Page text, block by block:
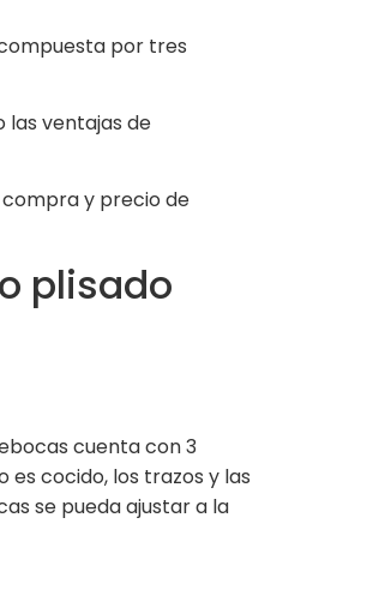
por tres
las ventajas de
y precio de
plisado
cuenta con 3
cocido, los trazos y las
se pueda ajustar a la